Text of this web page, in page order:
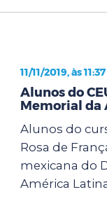
11/11/2019, às 11:37
Alunos do
Memorial da
Alunos do
Rosa de
mexicana do
América